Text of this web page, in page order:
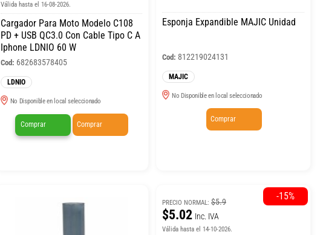
Válida hasta el 16-08-2026.
Cargador Para Moto Modelo C108
PD + USB QC3.0 Con Cable Tipo C A
Iphone LDNIO 60 W
Cod: 682683578405
LDNIO
No Disponible en local seleccionado
Comprar Comprar
Esponja Expandible MAJIC Unidad
Cod: 812219024131
MAJIC
No Disponible en local seleccionado
Comprar
PRECIO NORMAL:$5.9
$5.02 Inc. IVA
Válida hasta el 14-10-2026.
-15%